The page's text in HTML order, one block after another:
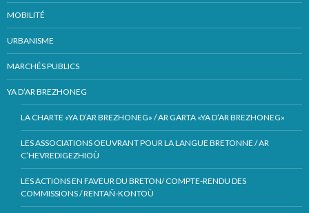
MOBILITÉ
URBANISME
MARCHÉS PUBLICS
YA D’AR BREZHONEG
LA CHARTE «YA D’AR BREZHONEG» / AR GARTA «YA D’AR BREZHONEG»
LES ASSOCIATIONS OEUVRANT POUR LA LANGUE BRETONNE / AR
C’HEVREDIGEZHIOÙ
LES ACTIONS EN FAVEUR DU BRETON/ COMPTE-RENDU DES
COMMISSIONS / RENTAÑ-KONTOÙ